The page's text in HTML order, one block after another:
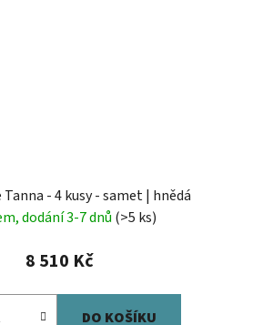
- 4 kusy - samet | hnědá
dodání 3-7 dnů (>5 ks)
8 510 Kč
DO KOŠÍKU